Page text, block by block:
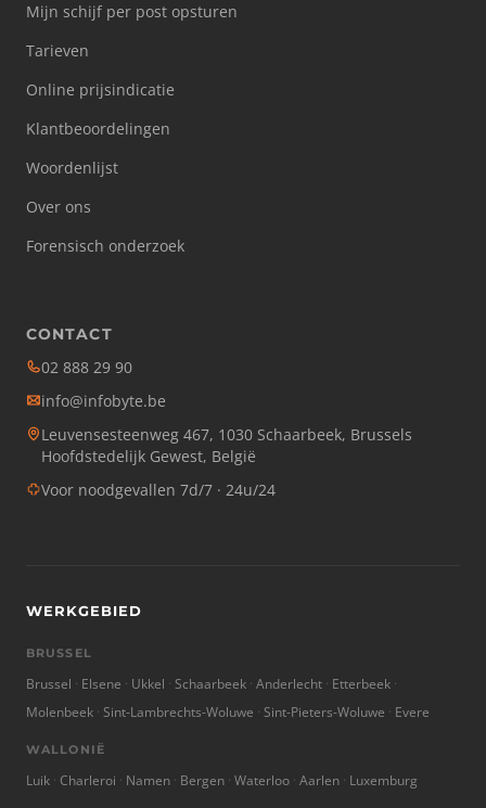
Mijn schijf per post opsturen
Tarieven
Online prijsindicatie
Klantbeoordelingen
Woordenlijst
Over ons
Forensisch onderzoek
CONTACT
02 888 29 90
info@infobyte.be
Leuvensesteenweg 467, 1030 Schaarbeek, Brussels
Hoofdstedelijk Gewest, België
Voor noodgevallen 7d/7 · 24u/24
WERKGEBIED
BRUSSEL
Brussel Elsene Ukkel Schaarbeek Anderlecht Etterbeek
Molenbeek Sint-Lambrechts-Woluwe Sint-Pieters-Woluwe Evere
WALLONIË
Luik Charleroi Namen Bergen Waterloo Aarlen Luxemburg